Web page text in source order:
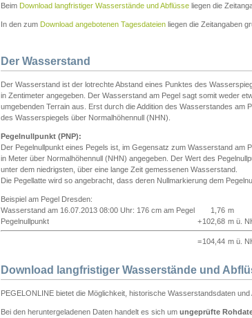
Beim Download langfristiger Wasserstände und Abflüsse liegen die
In den zum Download angebotenen Tagesdateien liegen die Zeitangaben
Der Wasserstand
Der Wasserstand ist der lotrechte Abstand eines Punktes des
in Zentimeter angegeben. Der Wasserstand am Pegel sagt somit weder
umgebenden Terrain aus. Erst durch die Addition des Wasserstandes am
des Wasserspiegels über Normalhöhennull (NHN).
Pegelnullpunkt (PNP):
Der Pegelnullpunkt eines Pegels ist, im Gegensatz zum Wasserstand
in Meter über Normalhöhennull (NHN) angegeben. Der Wert des
unter dem niedrigsten, über eine lange Zeit gemessenen Wasserstand.
Die Pegellatte wird so angebracht, dass deren Nullmarkierung dem
Beispiel am Pegel Dresden:
Wasserstand am 16.07.2013 08:00 Uhr: 176 cm am Pegel
1,76 m
Pegelnullpunkt
+102,68 m ü.
=104,44 m ü.
Download langfristiger Wasserstände und
PEGELONLINE bietet die Möglichkeit, historische Wasserstandsdaten
Bei den heruntergeladenen Daten handelt es sich um ungeprüfte